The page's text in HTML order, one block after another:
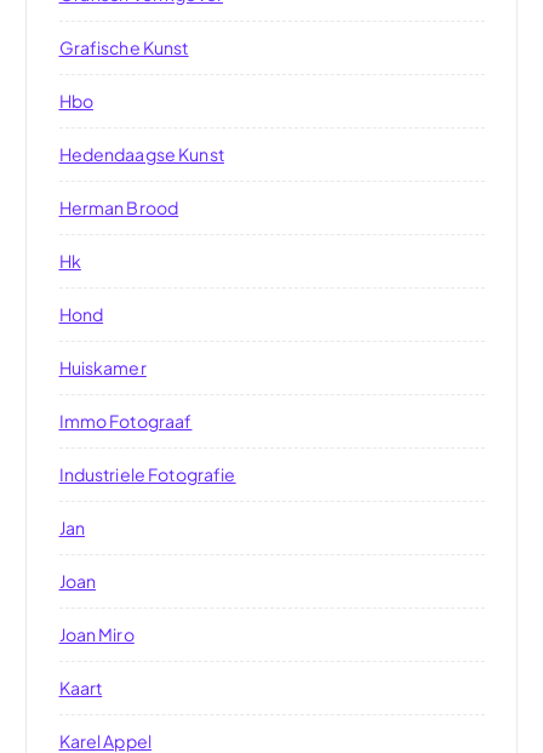
Grafische Kunst
Hbo
Hedendaagse Kunst
Herman Brood
Hk
Hond
Huiskamer
Immo Fotograaf
Industriele Fotografie
Jan
Joan
Joan Miro
Kaart
Karel Appel